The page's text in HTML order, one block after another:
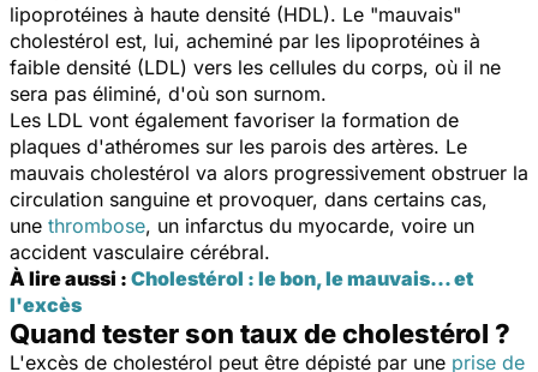
lipoprotéines à haute densité (HDL). Le "mauvais"
cholestérol est, lui, acheminé par les lipoprotéines à
faible densité (LDL) vers les cellules du corps, où il ne
sera pas éliminé, d'où son surnom.
Les LDL vont également favoriser la formation de
plaques d'athéromes sur les parois des artères. Le
mauvais cholestérol va alors progressivement obstruer la
circulation sanguine et provoquer, dans certains cas,
une thrombose, un infarctus du myocarde, voire un
accident vasculaire cérébral.
À lire aussi : Cholestérol : le bon, le mauvais... et
l'excès
Quand tester son taux de cholestérol ?
L'excès de cholestérol peut être dépisté par une prise de